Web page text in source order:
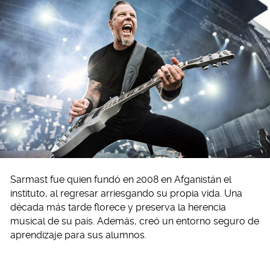
Sarmast fue quien fundó en 2008 en Afganistán el
instituto, al regresar arriesgando su propia vida. Una
década más tarde florece y preserva la herencia
musical de su país. Además, creó un entorno seguro de
aprendizaje para sus alumnos.